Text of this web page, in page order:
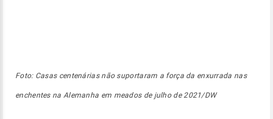
Foto: Casas centenárias não suportaram a força da enxurrada nas
enchentes na Alemanha em meados de julho de 2021/DW